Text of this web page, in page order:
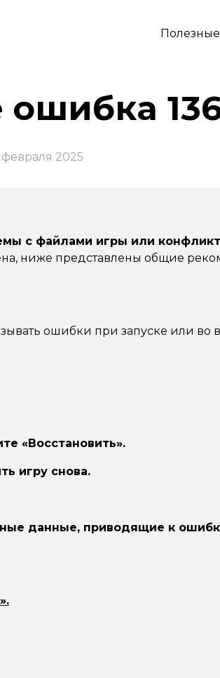
Полезные
ошибка
февраля 2025
с файлами игры или
ниже представлены общие
ошибки при запуске или во
«Восстановить».
игру снова.
данные, приводящие к